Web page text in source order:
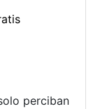
perciban